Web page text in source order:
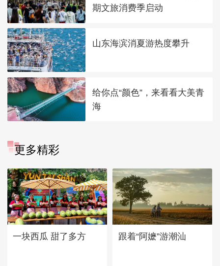
期文旅消费季启动
山东海滨消夏游热度攀升
给你点“颜色”，来看看大美青
海
更多精彩
一块西瓜 甜了多方 跟着“阿嬷”游潮汕